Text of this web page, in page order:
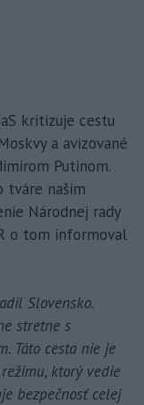
kritizuje cestu
a avizované
Putinom.
tváre našim
Národnej rady
o tom informoval
Slovensko.
stretne s
Táto cesta nie je
ktorý vedie
bezpečnosť celej